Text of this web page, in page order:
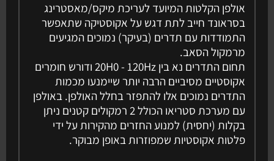
אולפן הקלטות המיועד לעריכת מיקס/מאסטרינג
בסראונד חייב לתת דגש על אקוסטיקה שתאפשר
התמודדות עם תדרים (בעיקר) נמוכים המגיעים
מרמקול הסאב.
תחום התדרים נא בין 20H0 - 120Hz ודורש חומרים
אקוסטיים מסיביים הרבה יותר שיימנעו מכמות
התדרים נמוכים אלו להתפזר בחלל האולפן. באולפן
עם מערכת סטריאו הכולל 2 רמקולים קטנים ניתן
בקלות (יחסית) למנוע החזרים מהקירות על ידי
פלטות אקוסטיות שמפוזרות באופן מבוקר.